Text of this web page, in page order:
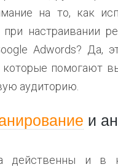
на то, как
настраивании
Adwords? Да,
которые помогают
аудиторию.
и
действенны и в